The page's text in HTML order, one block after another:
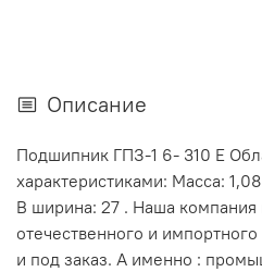
Описание
Подшипник ГПЗ-1 6- 310 Е
характеристиками: Масса:
В ширина: 27 . Наша компания
отечественного и
и под заказ. А именно :